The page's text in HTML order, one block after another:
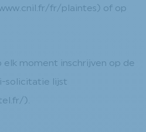
fr/plaintes) of op
elk moment inschrijven op de
solicitatie lijst
).